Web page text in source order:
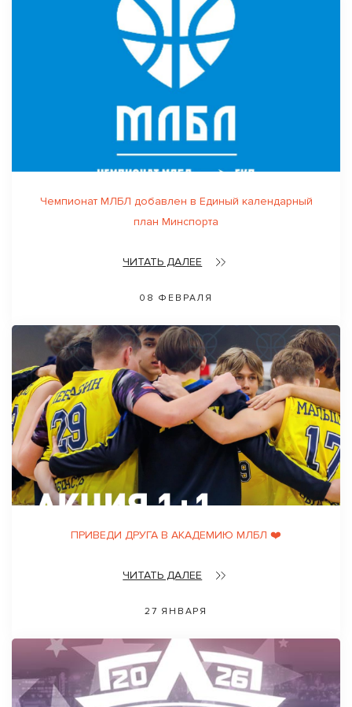
Чемпионат МЛБЛ добавлен в Единый календарный
план Минспорта
ЧИТАТЬ ДАЛЕЕ
08 ФЕВРАЛЯ
ПРИВЕДИ ДРУГА В АКАДЕМИЮ МЛБЛ ❤️
ЧИТАТЬ ДАЛЕЕ
27 ЯНВАРЯ